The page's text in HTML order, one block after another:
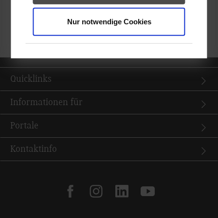
Nur notwendige Cookies
Quicklinks
Informationen für
Portale
Kontaktinfo
facebookinstagramlinkedinyoutube